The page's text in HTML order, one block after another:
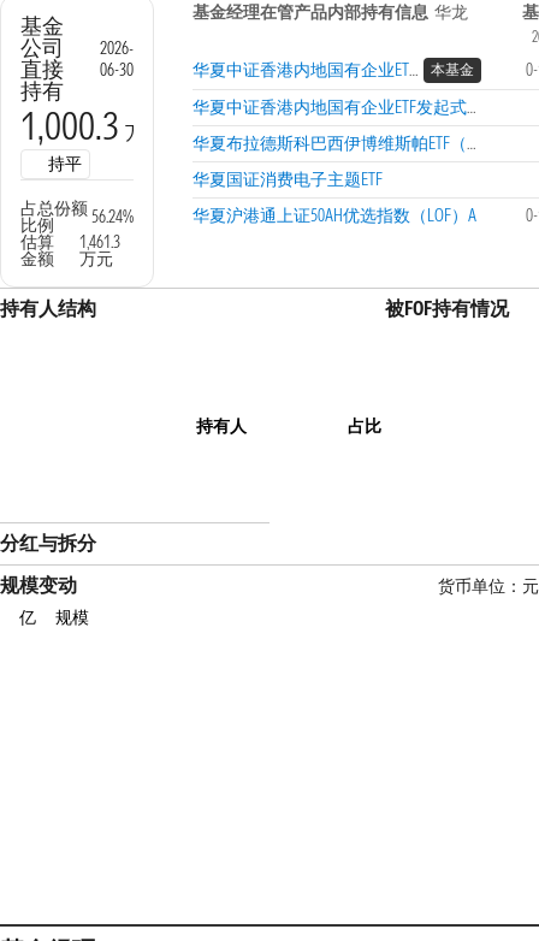
基金
公司
直接
持有
2026-
06-30
1,000.3 万份
持平
占总份额
比例
56.24%
估算
金额
1,461.3
万元
基金经理在管产品内部持有信息 华龙
华夏中证香港内地国有企业ETF发起式联接（QDII）A 本基金
华夏中证香港内地国有企业ETF发起式联接（QDII）C
华夏布拉德斯科巴西伊博维斯帕ETF（QDII）
华夏国证消费电子主题ETF
华夏沪港通上证50AH优选指数（LOF）A
持有人结构
持有人 占比
被FOF持有情况
分红与拆分
规模变动
货币单位：元
亿
规模